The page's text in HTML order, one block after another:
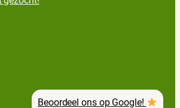
Beoordeel ons op Google!